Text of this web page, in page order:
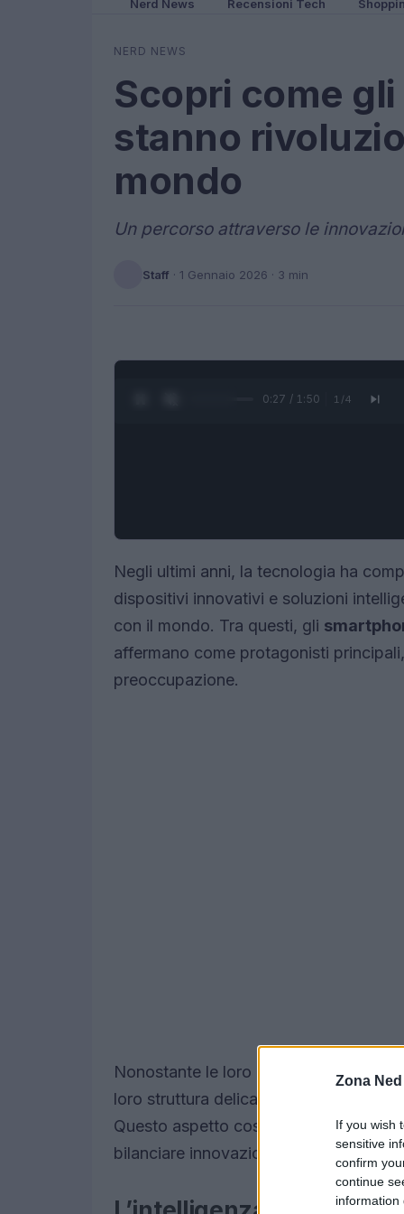
Zona Ned
If you wish
sensitive
confirm
continue
information
Nerd News Recensioni Tech
NERD NEWS
Scopri come
stanno
mondo
Un percorso attraverso le
Staff · 1 Gennaio 2026 · 3 min
0:28 / 1:50 1 /4
Negli ultimi anni, la tecnologia ha
dispositivi innovativi e soluzioni
con il mondo. Tra questi, gli
affermano come protagonisti
preoccupazione.
Nonostante le loro potenzialità, gli
loro struttura delicata li rende più
Questo aspetto costituisce una sfida
bilanciare innovazione e durabilità.